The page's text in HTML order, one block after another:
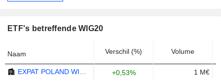
ETF's betreffende WIG20
Naam Verschil (%) Volume
+0,53% 1 M€